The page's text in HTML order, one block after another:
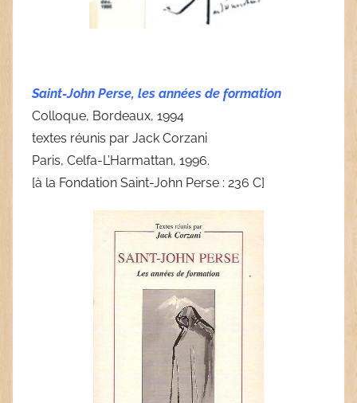
Saint-John Perse, les années de formation
Colloque, Bordeaux, 1994
textes réunis par Jack Corzani
Paris, Celfa-L’Harmattan, 1996.
[à la Fondation Saint-John Perse : 236 C]